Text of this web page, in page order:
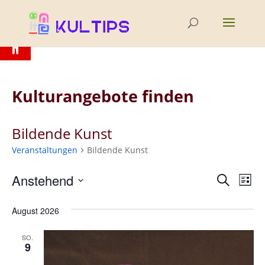
Kulturangebote finden
Bildende Kunst
Veranstaltungen Bildende Kunst
Suche
und
SucheListe
Anstehend
wählen.
August 2026
SO.
9
Open toolbar